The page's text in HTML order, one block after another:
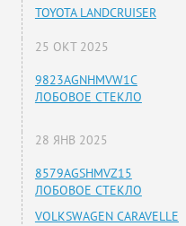
TOYOTA LANDCRUISER
25 ОКТ 2025
9823AGNHMVW1C
ЛОБОВОЕ СТЕКЛО
28 ЯНВ 2025
8579AGSHMVZ15
ЛОБОВОЕ СТЕКЛО
VOLKSWAGEN CARAVELLE